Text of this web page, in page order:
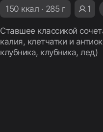
150 ккал · 285 г 1
Ставшее классикой
калия, клетчатки и
клубника, клубника, лед)